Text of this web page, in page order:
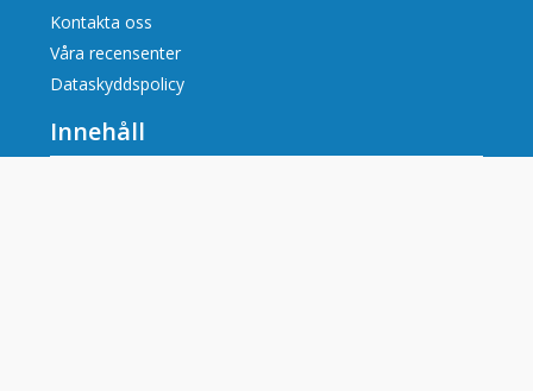
Kontakta oss
Våra recensenter
Dataskyddspolicy
Innehåll